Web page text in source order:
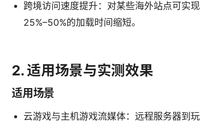
跨境访问速度提升：对某些海外站点可实现
25%–50%的加载时间缩短。
2. 适用场景与实测效果
适用场景
云游戏与主机游戏流媒体：远程服务器到玩